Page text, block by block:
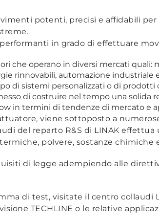
potenti, precisi e affidabili
in grado di effettuare
che operano in diversi mercati quali:
rinnovabili, automazione industriale
di sistemi personalizzati o di
di costruire nel tempo una solida
in termini di tendenze di mercato e
viene sottoposto a
del reparto R&S di LINAK effettua
polvere, sostanze chimiche
di legge adempiendo alle
di test, visitate il centro collaudi
TECHLINE o le relative